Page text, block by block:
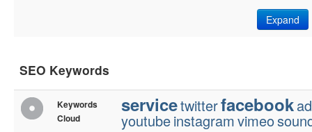
Expand
SEO Keywords
Keywords
Cloud
servicetwitterfacebook
youtubeinstagramvimeo